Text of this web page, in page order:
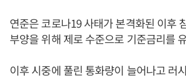
연준은 코로나19 사태가 본격화된 이후
부양을 위해 제로 수준으로 기준금리를
이후 시중에 풀린 통화량이 늘어나고 러